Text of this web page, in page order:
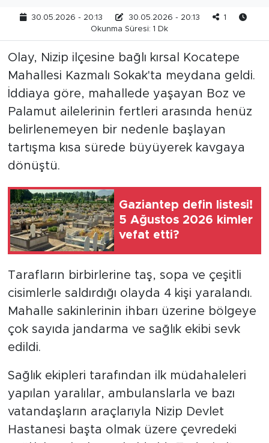
30.05.2026 - 20:13 30.05.2026 - 20:13
1
Okunma Süresi: 1 Dk
Olay, Nizip ilçesine bağlı kırsal Kocatepe
Mahallesi Kazmalı Sokak'ta meydana geldi.
İddiaya göre, mahallede yaşayan Boz ve
Palamut ailelerinin fertleri arasında henüz
belirlenemeyen bir nedenle başlayan
tartışma kısa sürede büyüyerek kavgaya
dönüştü.
Gaziantep defin listesi!
5 Ağustos 2026 kimler
vefat etti?
Tarafların birbirlerine taş, sopa ve çeşitli
cisimlerle saldırdığı olayda 4 kişi yaralandı.
Mahalle sakinlerinin ihbarı üzerine bölgeye
çok sayıda jandarma ve sağlık ekibi sevk
edildi.
Sağlık ekipleri tarafından ilk müdahaleleri
yapılan yaralılar, ambulanslarla ve bazı
vatandaşların araçlarıyla Nizip Devlet
Hastanesi başta olmak üzere çevredeki